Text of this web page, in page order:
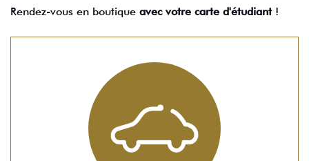
Rendez-vous en boutique avec votre carte d'étudiant!